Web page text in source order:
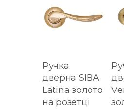
Ручка
дверна SIBA
Latina золото
на розетці